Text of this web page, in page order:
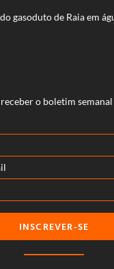
gasoduto de Raia em
o boletim semanal
INSCREVER-SE